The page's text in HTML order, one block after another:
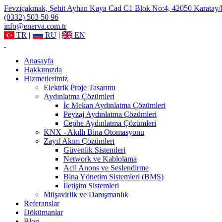
Fevziçakmak, Şehit Ayhan Kaya Cad C1 Blok No:4, 42050
(0332) 503 50 96
info@enerva.com.tr
TR | RU | EN
Anasayfa
Hakkımızda
Hizmetlerimiz
Elektrik Proje Tasarımı
Aydınlatma Çözümleri
İç Mekan Aydınlatma Çözümleri
Peyzaj Aydınlatma Çözümleri
Cephe Aydınlatma Çözümleri
KNX - Akıllı Bina Otomasyonu
Zayıf Akım Çözümleri
Güvenlik Sistemleri
Network ve Kablolama
Acil Anons ve Seslendirme
Bina Yönetim Sistemleri (BMS)
İletişim Sistemleri
Müşavirlik ve Danışmanlık
Referanslar
Dökümanlar